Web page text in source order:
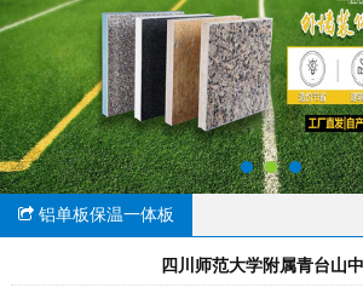
铝单板保温一体板
四川师范大学附属青台山